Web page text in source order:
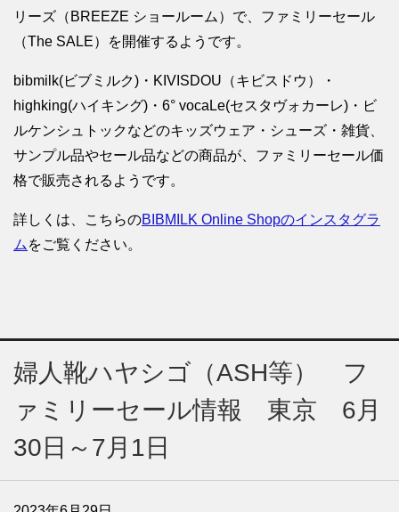
リーズ（BREEZE ショールーム）で、ファミリーセール
（The SALE）を開催するようです。
bibmilk(ビブミルク)・KIVISDOU（キビスドウ）・
highking(ハイキング)・6° vocaLe(セスタヴォカーレ)・ビ
ルケンシュトックなどのキッズウェア・シューズ・雑貨、
サンプル品やセール品などの商品が、ファミリーセール価
格で販売されるようです。
詳しくは、こちらのBIBMILK Online Shopのインスタグラ
ム をご覧ください。
婦人靴ハヤシゴ（ASH等） フ
ァミリーセール情報 東京 6月
30日～7月1日